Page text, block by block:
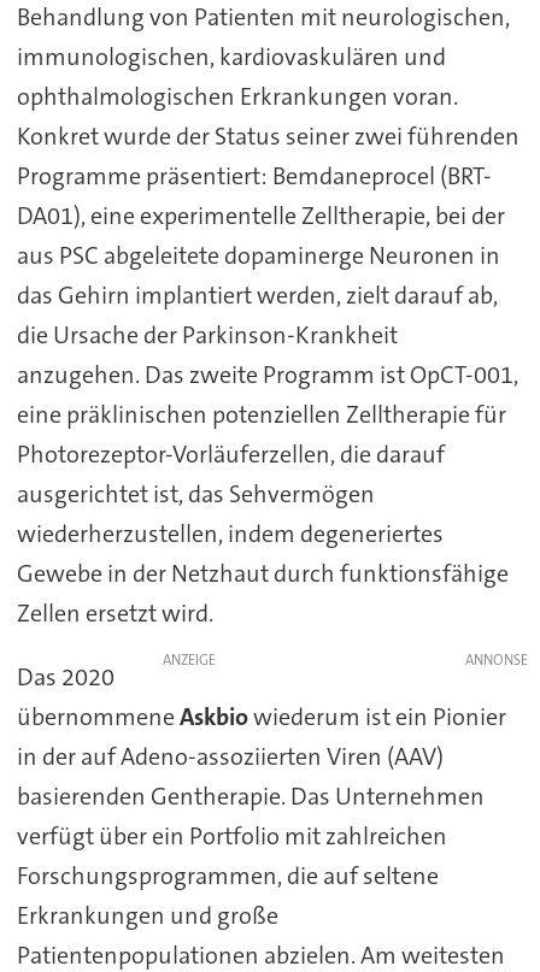
Behandlung von Patienten mit neurologischen,
immunologischen, kardiovaskulären und
ophthalmologischen Erkrankungen voran.
Konkret wurde der Status seiner zwei führenden
Programme präsentiert: Bemdaneprocel (BRT-
DA01), eine experimentelle Zelltherapie, bei der
aus PSC abgeleitete dopaminerge Neuronen in
das Gehirn implantiert werden, zielt darauf ab,
die Ursache der Parkinson-Krankheit
anzugehen. Das zweite Programm ist OpCT-001,
eine präklinischen potenziellen Zelltherapie für
Photorezeptor-Vorläuferzellen, die darauf
ausgerichtet ist, das Sehvermögen
wiederherzustellen, indem degeneriertes
Gewebe in der Netzhaut durch funktionsfähige
Zellen ersetzt wird.
ANZEIGE
Das 2020
übernommeneAskbiowiederum ist ein Pionier
in der auf Adeno-assoziierten Viren (AAV)
basierenden Gentherapie. Das Unternehmen
verfügt über ein Portfolio mit zahlreichen
Forschungsprogrammen, die auf seltene
Erkrankungen und große
Patientenpopulationen abzielen. Am weitesten